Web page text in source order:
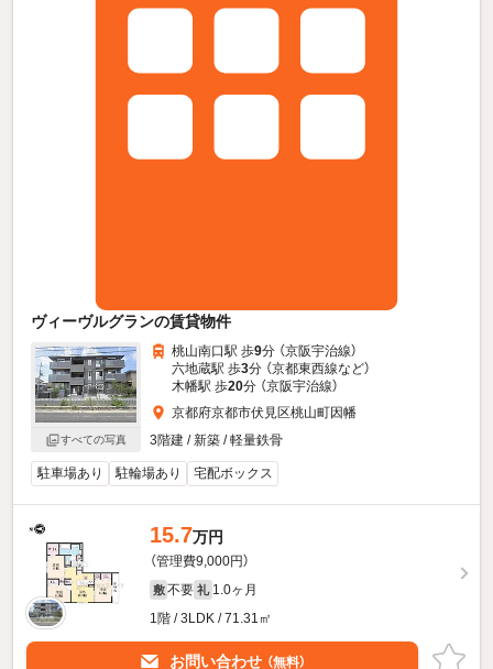
ヴィーヴルグランの賃貸物件
すべての写真
桃山南口駅 歩9分 （京阪宇治線）
六地蔵駅 歩3分 （京都東西線など）
木幡駅 歩20分 （京阪宇治線）
京都府京都市伏見区桃山町因幡
3階建 / 新築 / 軽量鉄骨
駐車場あり 駐輪場あり 宅配ボックス
15.7万円
（管理費9,000円）
敷 不要 礼 1.0ヶ月
1階 / 3LDK / 71.31㎡
お問い合わせ （無料）